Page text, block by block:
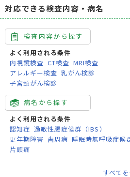
対応できる検査内容・病名
検査内容から探す
よく利用される条件
内視鏡検査 CT検査 MRI検査
アレルギー検査 乳がん検診
子宮頸がん検診
病名から探す
よく利用される条件
認知症 過敏性腸症候群（IBS）
更年期障害 歯周病 睡眠時無呼吸症候
片頭痛
すべて